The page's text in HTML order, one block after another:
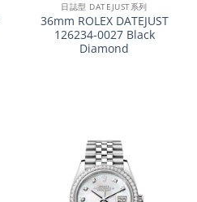
日誌型 DATEJUST系列
36mm ROLEX DATEJUST
126234-0027 Black
Diamond